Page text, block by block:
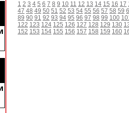
1 2 3 4 5 6 7 8 9 10 11 12 13 14 15 16 17
47 48 49 50 51 52 53 54 55 56 57 58 59
89 90 91 92 93 94 95 96 97 98 99 100
122 123 124 125 126 127 128 129 130
152 153 154 155 156 157 158 159 160